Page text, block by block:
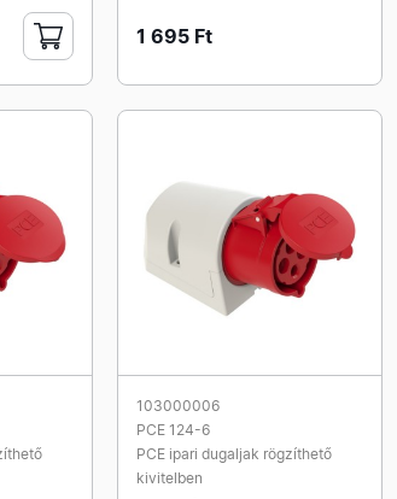
1 695 Ft
103000006
PCE 124-6
PCE ipari dugaljak rögzíthető
kivitelben